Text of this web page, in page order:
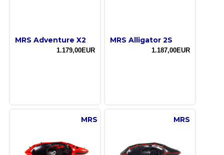
MRS Adventure X2
1.179,00EUR
MRS Alligator 2S
1.187,00EUR
MRS MRS